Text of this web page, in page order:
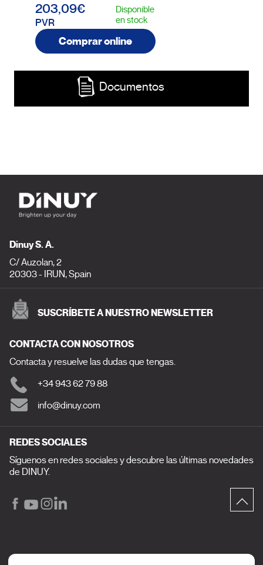
203,09€
PVR
Disponible
en stock
Comprar online
Documentos
Dinuy S. A.
C/ Auzolan, 2
20303 - IRUN, Spain
SUSCRÍBETE A NUESTRO NEWSLETTER
CONTACTA CON NOSOTROS
Contacta y resuelve las dudas que tengas.
+34 943 62 79 88
info@dinuy.com
REDES SOCIALES
Síguenos en redes sociales y descubre las últimas novedades
de DINUY.